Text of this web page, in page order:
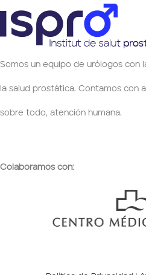
Somos un equipo de urólogos con
la salud prostática. Contamos con
sobre todo, atención humana.
Colaboramos con: